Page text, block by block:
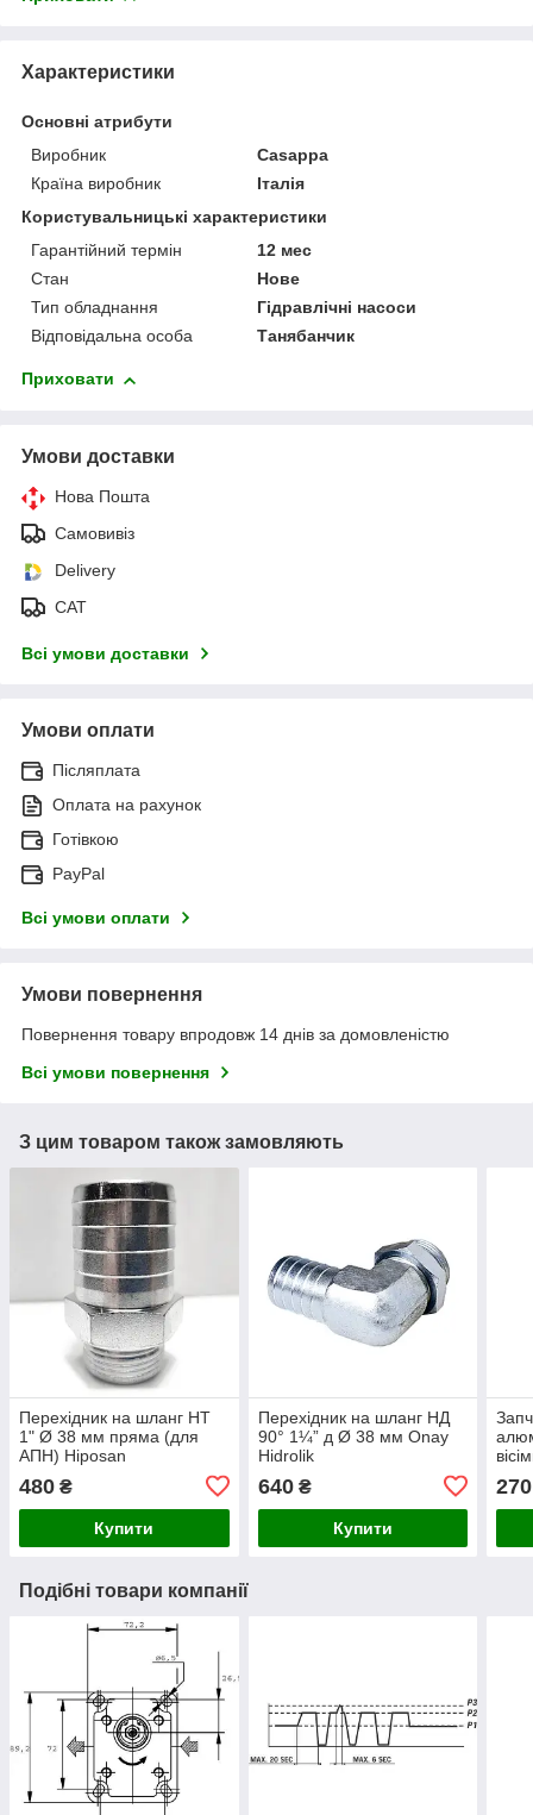
Характеристики
Основні атрибути
Виробник
Casappa
Країна виробник
Італія
Користувальницькі характеристики
Гарантійний термін
12 мес
Стан
Нове
Тип обладнання
Гідравлічні насоси
Відповідальна особа
Танябанчик
Приховати
Умови доставки
Нова Пошта
Самовивіз
Delivery
САТ
Всі умови доставки
Умови оплати
Післяплата
Оплата на рахунок
Готівкою
PayPal
Всі умови оплати
Умови повернення
Повернення товару впродовж 14 днів за домовленістю
Всі умови повернення
З цим товаром також замовляють
Перехідник на шланг НТ
1" Ø 38 мм пряма (для
АПН) Hiposan
480 ₴
Купити
Перехідник на шланг НД
90° 1¼” д Ø 38 мм Onay
Hidrolik
640₴
Купити
270
Подібні товари компанії